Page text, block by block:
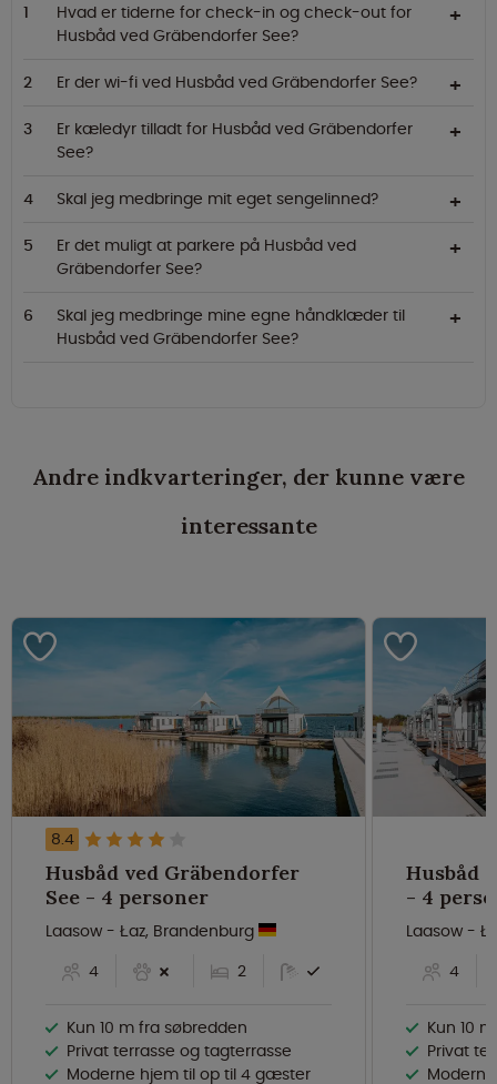
Hvad er tiderne for check-in og check-out for
Husbåd ved Gräbendorfer See?
Er der wi-fi ved Husbåd ved Gräbendorfer See?
Er kæledyr tilladt for Husbåd ved Gräbendorfer
See?
Skal jeg medbringe mit eget sengelinned?
Er det muligt at parkere på Husbåd ved
Gräbendorfer See?
Skal jeg medbringe mine egne håndklæder til
Husbåd ved Gräbendorfer See?
Andre indkvarteringer, der kunne være
interessante
8.4
Husbåd ved Gräbendorfer
See - 4 personer
Laasow - Łaz, Brandenburg
4
2
Kun 10 m fra søbredden
Privat terrasse og tagterrasse
Moderne hjem til op til 4 gæster
Husbåd
- 4
Laasow -
4
Kun 10
Privat
Moderne